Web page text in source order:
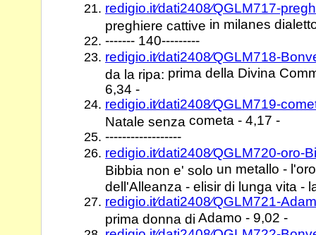
redigio.it⁄dati2408⁄QGLM717-
preghiere cattive in milanes
------- 140---------
redigio.it⁄dati2408⁄QGLM718-
da la ripa: prima della Divina
6,34 -
redigio.it⁄dati2408⁄QGLM719-
Natale senza cometa - 4,17 -
------------------
redigio.it⁄dati2408⁄QGLM720-oro-
Bibbia non e' solo un metallo -
dell'Alleanza - elisir di lunga vita -
redigio.it⁄dati2408⁄QGLM721-
prima donna di Adamo - 9,02 -